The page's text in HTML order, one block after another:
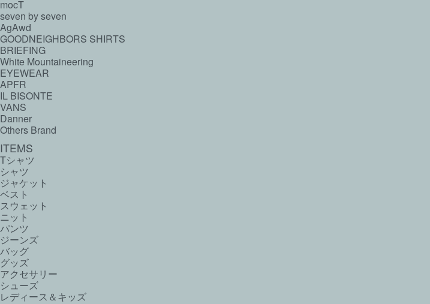
mocT
seven by seven
AgAwd
GOODNEIGHBORS SHIRTS
BRIEFING
White Mountaineering
EYEWEAR
APFR
IL BISONTE
VANS
Danner
Others Brand
ITEMS
Tシャツ
シャツ
ジャケット
ベスト
スウェット
ニット
パンツ
ジーンズ
バッグ
グッズ
アクセサリー
シューズ
レディース＆キッズ